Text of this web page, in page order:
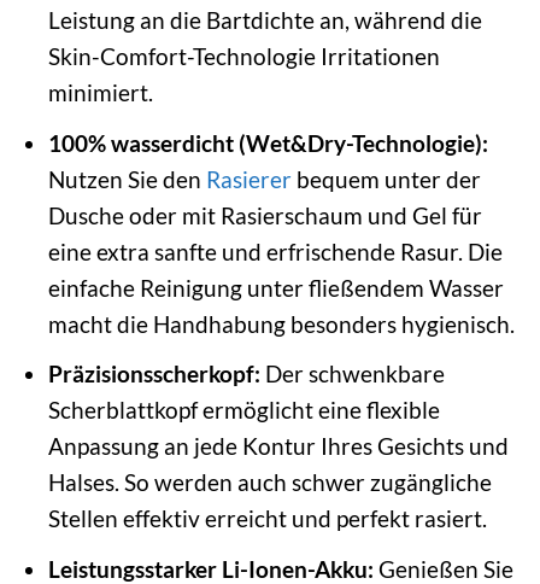
Leistung an die Bartdichte an, während die
Skin-Comfort-Technologie Irritationen
minimiert.
100% wasserdicht (Wet&Dry-Technologie):
Nutzen Sie den Rasiererbequem unter der
Dusche oder mit Rasierschaum und Gel für
eine extra sanfte und erfrischende Rasur. Die
einfache Reinigung unter fließendem Wasser
macht die Handhabung besonders hygienisch.
Präzisionsscherkopf: Der schwenkbare
Scherblattkopf ermöglicht eine flexible
Anpassung an jede Kontur Ihres Gesichts und
Halses. So werden auch schwer zugängliche
Stellen effektiv erreicht und perfekt rasiert.
Leistungsstarker Li-Ionen-Akku: Genießen Sie